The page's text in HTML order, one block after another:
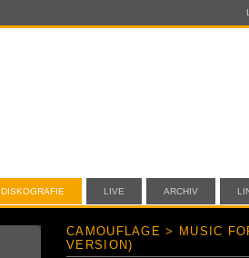
DISKOGRAFIE LIVE ARCHIV
CAMOUFLAGE > MUSIC
VERSION)